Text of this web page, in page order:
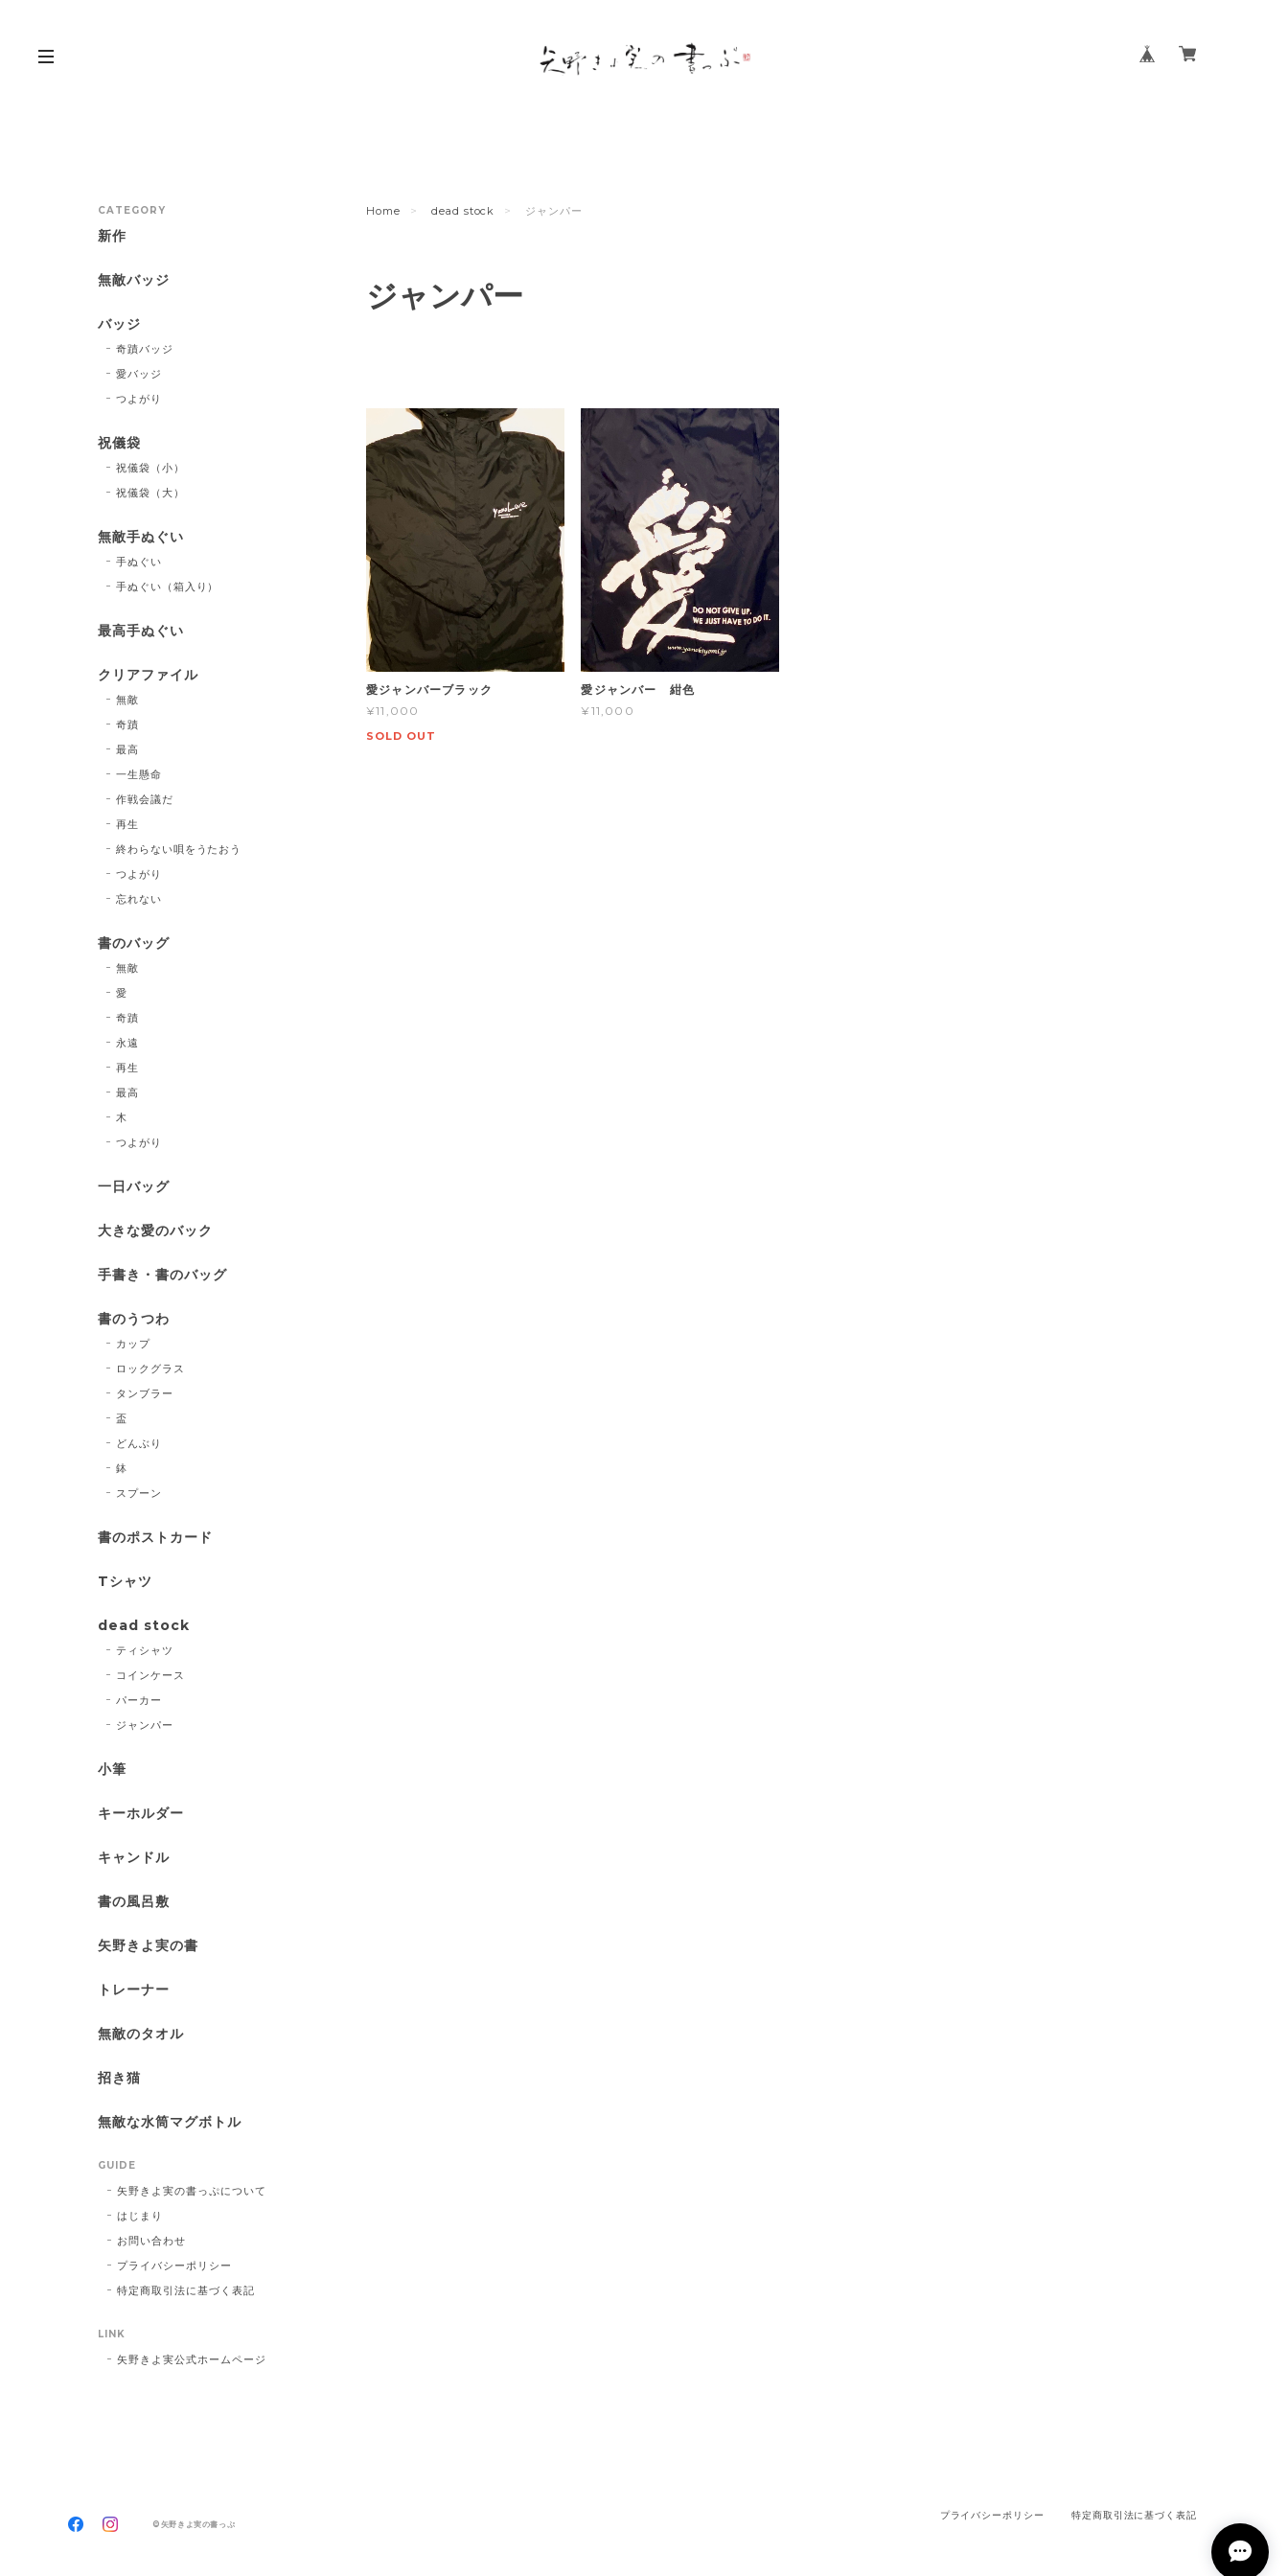
Home dead stock ジャンパー
ジャンパー
愛ジャンバーブラック
¥11,000
SOLD OUT
愛ジャンバー 紺色
¥11,000
CATEGORY
新作
無敵バッジ
バッジ
奇蹟バッジ
愛バッジ
つよがり
祝儀袋
祝儀袋（小）
祝儀袋（大）
無敵手ぬぐい
手ぬぐい
手ぬぐい（箱入り）
最高手ぬぐい
クリアファイル
無敵
奇蹟
最高
一生懸命
作戦会議だ
再生
終わらない唄をうたおう
つよがり
忘れない
書のバッグ
無敵
愛
奇蹟
永遠
再生
最高
木
つよがり
一日バッグ
大きな愛のバック
手書き・書のバッグ
書のうつわ
カップ
ロックグラス
タンブラー
盃
どんぶり
鉢
スプーン
書のポストカード
Tシャツ
dead stock
ティシャツ
コインケース
パーカー
ジャンパー
小筆
キーホルダー
キャンドル
書の風呂敷
矢野きよ実の書
トレーナー
無敵のタオル
招き猫
無敵な水筒マグボトル
GUIDE
矢野きよ実の書っぷについて
はじまり
お問い合わせ
プライバシーポリシー
特定商取引法に基づく表記
LINK
矢野きよ実公式ホームページ
プライバシーポリシー 特定商取引法に基づく表記
©矢野きよ実の書っぷ